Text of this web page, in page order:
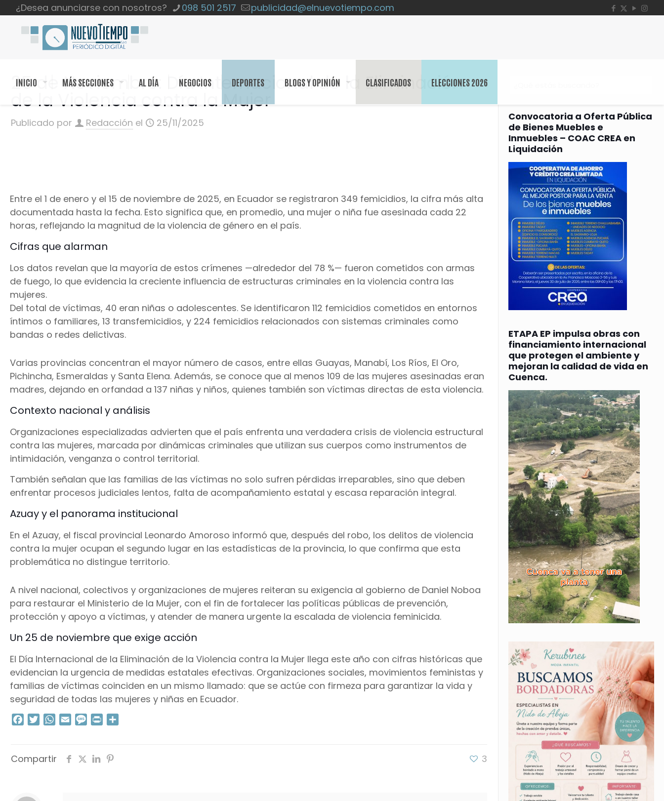
¿Desea anunciarse con nosotros? 098 501 2517 publicidad@elnuevotiempo.com
INICIO MÁS SECCIONES AL DÍA NEGOCIOS DEPORTES BLOGS Y OPINIÓN CLASIFICADOS ELECCIONES 2026
25 de Noviembre: Día Internacional de la Eliminación
de la Violencia contra la Mujer
Publicado por Redacción el 25/11/2025
Entre el 1 de enero y el 15 de noviembre de 2025, en Ecuador se registraron 349 femicidios, la cifra más alta
documentada hasta la fecha. Esto significa que, en promedio, una mujer o niña fue asesinada cada 22
horas, reflejando la magnitud de la violencia de género en el país.
Cifras que alarman
Los datos revelan que la mayoría de estos crímenes —alrededor del 78 %— fueron cometidos con armas
de fuego, lo que evidencia la creciente influencia de estructuras criminales en la violencia contra las
mujeres.
Del total de víctimas, 40 eran niñas o adolescentes. Se identificaron 112 femicidios cometidos en entornos
íntimos o familiares, 13 transfemicidios, y 224 femicidios relacionados con sistemas criminales como
bandas o redes delictivas.
Varias provincias concentran el mayor número de casos, entre ellas Guayas, Manabí, Los Ríos, El Oro,
Pichincha, Esmeraldas y Santa Elena. Además, se conoce que al menos 109 de las mujeres asesinadas eran
madres, dejando en orfandad a 137 niñas y niños, quienes también son víctimas directas de esta violencia.
Contexto nacional y análisis
Organizaciones especializadas advierten que el país enfrenta una verdadera crisis de violencia estructural
contra las mujeres, marcada por dinámicas criminales que utilizan sus cuerpos como instrumentos de
intimidación, venganza o control territorial.
También señalan que las familias de las víctimas no solo sufren pérdidas irreparables, sino que deben
enfrentar procesos judiciales lentos, falta de acompañamiento estatal y escasa reparación integral.
Azuay y el panorama institucional
En el Azuay, el fiscal provincial Leonardo Amoroso informó que, después del robo, los delitos de violencia
contra la mujer ocupan el segundo lugar en las estadísticas de la provincia, lo que confirma que esta
problemática no distingue territorio.
A nivel nacional, colectivos y organizaciones de mujeres reiteran su exigencia al gobierno de Daniel Noboa
para restaurar el Ministerio de la Mujer, con el fin de fortalecer las políticas públicas de prevención,
protección y apoyo a víctimas, y atender de manera urgente la escalada de violencia feminicida.
Un 25 de noviembre que exige acción
El Día Internacional de la Eliminación de la Violencia contra la Mujer llega este año con cifras históricas que
evidencian la urgencia de medidas estatales efectivas. Organizaciones sociales, movimientos feministas y
familias de víctimas coinciden en un mismo llamado: que se actúe con firmeza para garantizar la vida y
seguridad de todas las mujeres y niñas en Ecuador.
Facebook
TwitterWhatsApp
Email Message
Print
Compartir 3
Convocatoria a Oferta Pública
de Bienes Muebles e
Inmuebles – COAC CREA en
Liquidación
ETAPA EP impulsa obras con
financiamiento internacional
que protegen el ambiente y
mejoran la calidad de vida en
Cuenca.